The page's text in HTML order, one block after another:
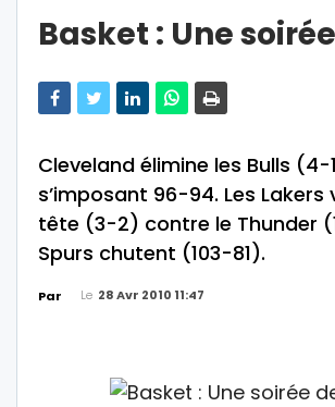
Basket : Une
Cleveland élimine les Bulls (4-
s’imposant 96-94. Les Lakers
tête (3-2) contre le Thunder
Spurs chutent (103-81).
Par Le 28 Avr 2010 11:47